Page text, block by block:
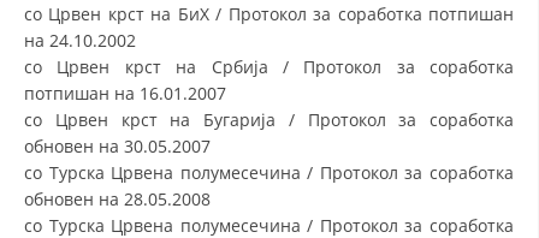
со Црвен крст на БиХ / Протокол за соработка потпишан
на 24.10.2002
со Црвен крст на Србија / Протокол за соработка
потпишан на 16.01.2007
со Црвен крст на Бугарија / Протокол за соработка
обновен на 30.05.2007
со Турска Црвена полумесечина / Протокол за соработка
обновен на 28.05.2008
со Турска Црвена полумесечина / Протокол за соработка